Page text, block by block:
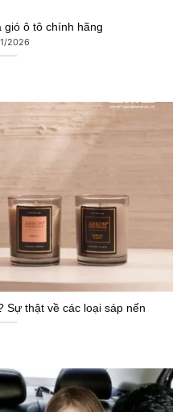
gió ô tô chính hãng
2026
Sự thật về các loại sáp nến